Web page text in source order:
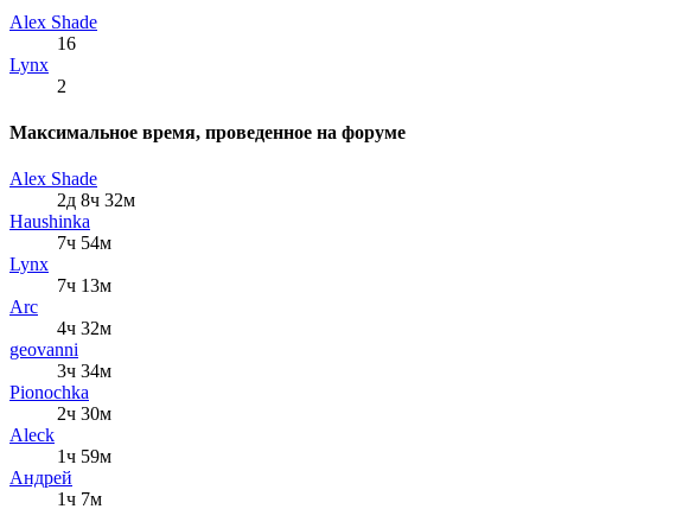
Alex Shade
16
Lynx
2
Максимальное время, проведенное на форуме
Alex Shade
2д 8ч 32м
Haushinka
7ч 54м
Lynx
7ч 13м
Arc
4ч 32м
geovanni
3ч 34м
Pionochka
2ч 30м
Aleck
1ч 59м
Андрей
1ч 7м